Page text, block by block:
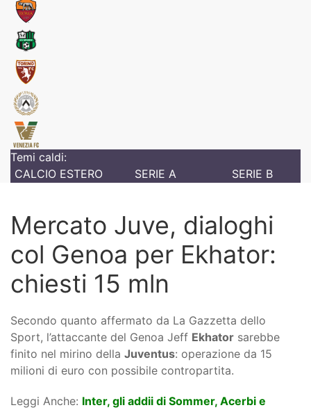
Temi caldi:
CALCIO ESTERO
SERIE A SERIE B
Mercato Juve, dialoghi
col Genoa per Ekhator:
chiesti 15 mln
Secondo quanto affermato da La Gazzetta dello
Sport, l’attaccante del Genoa Jeff Ekhator sarebbe
finito nel mirino della Juventus: operazione da 15
milioni di euro con possibile contropartita.
Leggi Anche: Inter, gli addii di Sommer, Acerbi e